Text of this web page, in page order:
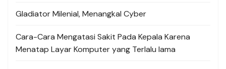
Gladiator Milenial, Menangkal Cyber
Cara-Cara Mengatasi Sakit Pada Kepala Karena
Menatap Layar Komputer yang Terlalu lama